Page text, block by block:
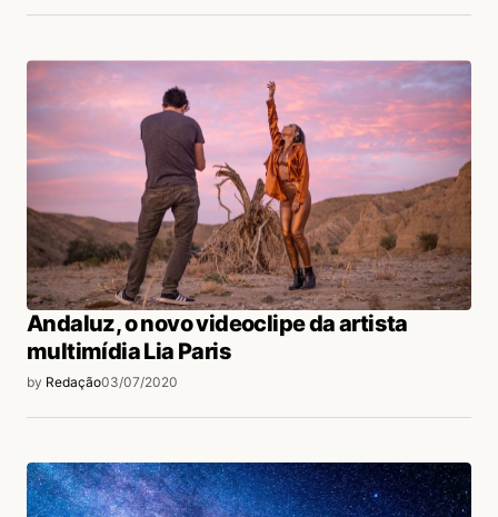
Andaluz, o novo videoclipe da artista
multimídia Lia Paris
by Redação03/07/2020